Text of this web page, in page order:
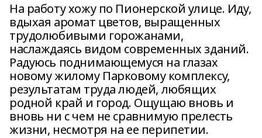
На работу хожу по Пионерской улице. Иду,
вдыхая аромат цветов, выращенных
трудолюбивыми горожанами,
наслаждаясь видом современных зданий.
Радуюсь поднимающемуся на глазах
новому жилому Парковому комплексу,
результатам труда людей, любящих
родной край и город. Ощущаю вновь и
вновь ни с чем не сравнимую прелесть
жизни, несмотря на ее перипетии.